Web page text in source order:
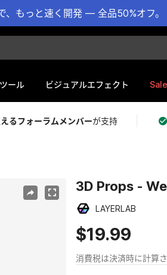
、もっと速く開発 — 全品50%オフ。
ツール ビジュアルエフェクト Sale
るフォーラムメンバーが支持
3D Props -
LAYERLAB
$19.99
消費税は決済時に計算